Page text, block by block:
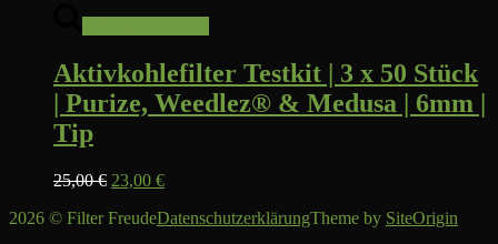
Aktivkohlefilter Testkit | 3 x 50 Stück
| Purize, Weedlez® & Medusa | 6mm |
Tip
25,00€ Ursprünglicher
war:
23,00 €Aktueller
ist:
2026 © Filter FreudeDatenschutzerklärungTheme by SiteOrigin